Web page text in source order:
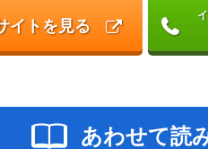
イトを見る
あわせて読